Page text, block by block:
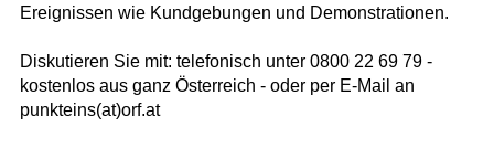
Ereignissen wie Kundgebungen und Demonstrationen.
Diskutieren Sie mit: telefonisch unter 0800 22 69 79 -
kostenlos aus ganz Österreich - oder per E-Mail an
punkteins(at)orf.at